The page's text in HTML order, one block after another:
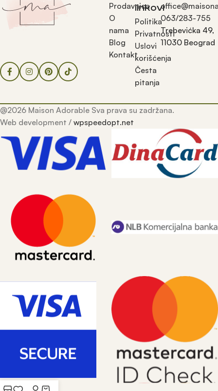
Prodavnica
O
nama
Blog
Kontakt
linkovi
Politika
Privatnosti
Uslovi
korišćenja
Česta
pitanja
063/283-755
Trebevićka 49,
11030 Beograd
@2026 Maison Adorable Sva prava su zadržana.
Web development / wpspeedopt.net